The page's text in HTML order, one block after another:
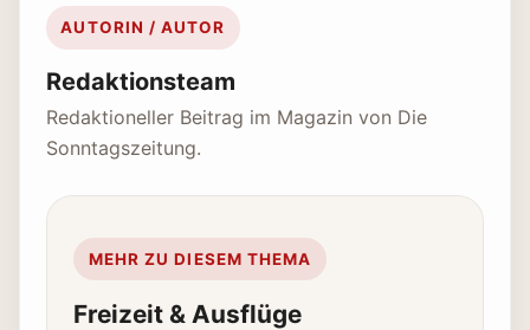
AUTORIN / AUTOR
Redaktionsteam
Redaktioneller Beitrag im Magazin von Die
Sonntagszeitung.
MEHR ZU DIESEM THEMA
Freizeit & Ausflüge